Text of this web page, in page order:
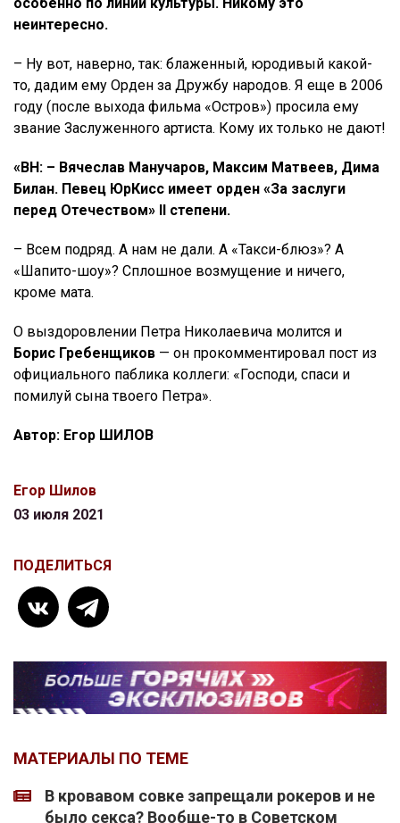
неинтересно.
– Ну вот, наверно, так: блаженный, юродивый какой-
то, дадим ему Орден за Дружбу народов. Я еще в 2006
году (после выхода фильма «Остров») просила ему
звание Заслуженного артиста. Кому их только не дают!
«ВН: – Вячеслав Манучаров, Максим Матвеев, Дима
Билан. Певец ЮрКисс имеет орден «За заслуги
перед Отечеством» II степени.
– Всем подряд. А нам не дали. А «Такси-блюз»? А
«Шапито-шоу»? Сплошное возмущение и ничего,
кроме мата.
О выздоровлении Петра Николаевича молится и
Борис Гребенщиков — он прокомментировал пост из
официального паблика коллеги: «Господи, спаси и
помилуй сына твоего Петра».
Автор: Егор ШИЛОВ
Егор Шилов
03 июля 2021
ПОДЕЛИТЬСЯ
МАТЕРИАЛЫ ПО ТЕМЕ
В кровавом совке запрещали рокеров и не
было секса? Вообще-то в Советском